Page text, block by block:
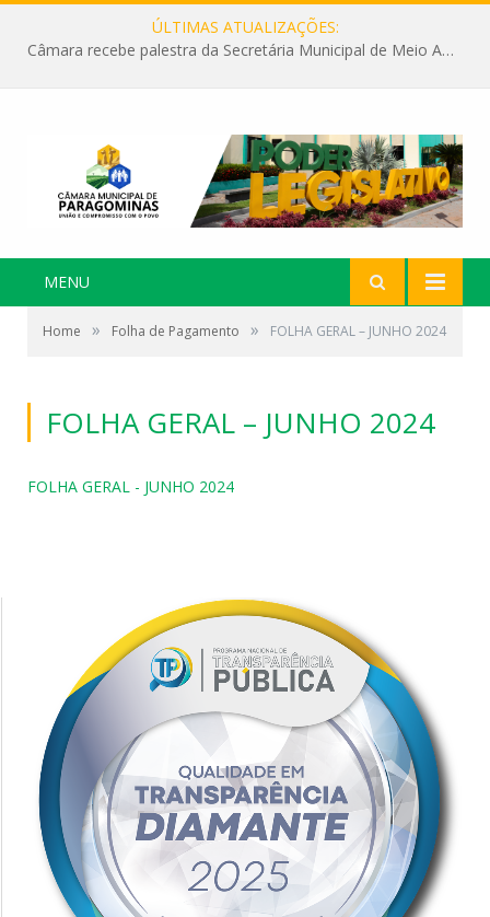
ÚLTIMAS ATUALIZAÇÕES:
Câmara recebe palestra da Secretária Municipal de Meio Ambiente sobre as ações da “SEMANA DO MEIO AMBIENTE”
MENU
Home » Folha de Pagamento » FOLHA GERAL – JUNHO 2024
FOLHA GERAL – JUNHO 2024
FOLHA GERAL - JUNHO 2024